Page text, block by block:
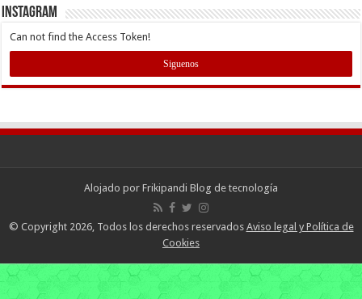
INSTAGRAM
Can not find the Access Token!
Siguenos
Alojado por Frikipandi Blog de tecnología
© Copyright 2026, Todos los derechos reservados Aviso legal y Política de
Cookies